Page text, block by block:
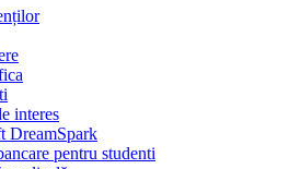
interes
DreamSpark
pentru studenti